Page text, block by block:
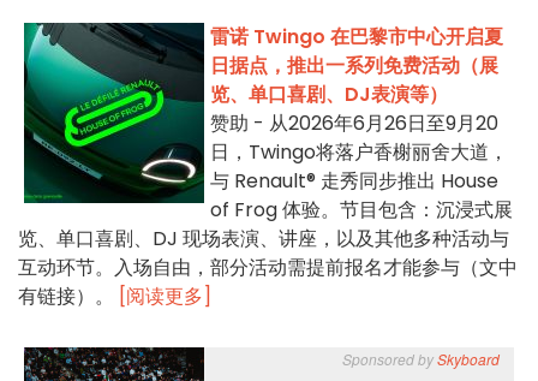
雷诺 Twingo 在巴黎市中心开启夏
日据点，推出一系列免费活动（展
览、单口喜剧、DJ表演等）
赞助 - 从2026年6月26日至9月20
日，Twingo将落户香榭丽舍大道，
与 Renault® 走秀同步推出 House
of Frog 体验。节目包含：沉浸式展
览、单口喜剧、DJ 现场表演、讲座，以及其他多种活动与
互动环节。入场自由，部分活动需提前报名才能参与（文中
有链接）。
[阅读更多]